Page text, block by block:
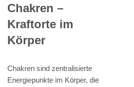
Chakren –
Kraftorte im
Körper
Chakren sind zentralisierte
Energiepunkte im Körper, die